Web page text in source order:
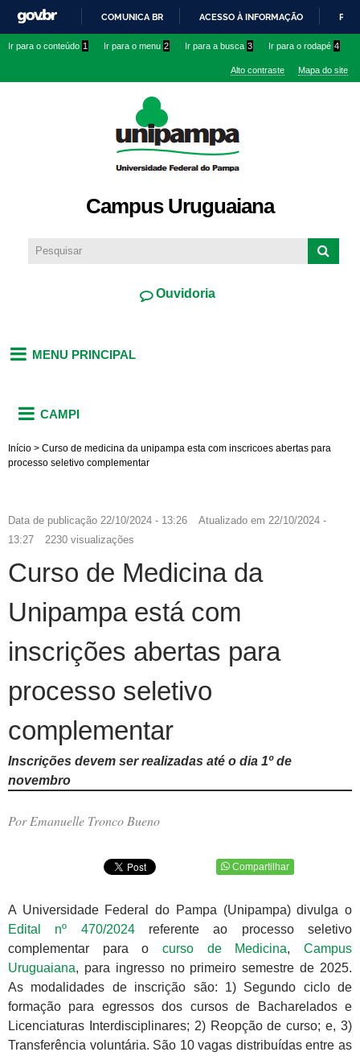
conteúdo
IR
O
COMUNICA BR ACESSO À INFORMAÇÃO
Ir para o conteúdo 1 Ir para o menu 2 Ir para a busca 3 Ir para o rodapé 4
Alto contraste Mapa do site
Campus Uruguaiana
Ouvidoria
MENU PRINCIPAL
CAMPI
Início > Curso de medicina da unipampa esta com inscricoes abertas para
processo seletivo complementar
Data de publicação 22/10/2024 - 13:26 Atualizado em 22/10/2024 -
13:27
2230 visualizações
Curso de Medicina da
Unipampa está com
inscrições abertas para
processo seletivo
complementar
Inscrições devem ser realizadas até o dia 1º de
novembro
Por Emanuelle Tronco Bueno
Compartilhar
A Universidade Federal do Pampa (Unipampa) divulga o
Edital nº 470/2024referente ao processo seletivo
complementar para o curso de Medicina,Campus
Uruguaiana, para ingresso no primeiro semestre de 2025.
As modalidades de inscrição são: 1) Segundo ciclo de
formação para egressos dos cursos de Bacharelados e
Licenciaturas Interdisciplinares; 2) Reopção de curso; e, 3)
Transferência voluntária. São 10 vagas distribuídas entre as